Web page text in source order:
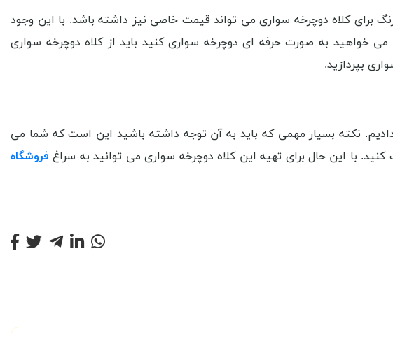
برای کلاه دوچرخه سواری می تواند قیمت خاصی نیز داشته باشد. با این وجود
خواهید به صورت حرفه ای دوچرخه سواری کنید باید از کلاه دوچرخه سواری
بپردازید.
دادیم. نکته بسیار مهمی که باید به آن توجه داشته باشید این است که شما می
با این حال برای تهیه این کلاه دوچرخه سواری می توانید به سراغ فروشگاه